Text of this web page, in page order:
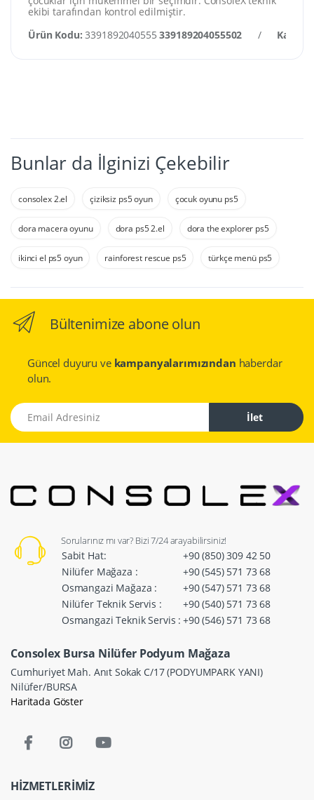
ekibi tarafından kontrol edilmiştir.
Ürün Kodu: 3391892040555339189204055502 /
Bunlar da İlginizi Çekebilir
consolex 2.el çiziksiz ps5 oyun çocuk oyunu ps5
dora macera oyunu dora ps5 2.el dora the explorer ps5
ikinci el ps5 oyun rainforest rescue ps5 türkçe menü ps5
Bültenimize abone olun
Güncel duyuru ve kampanyalarımızından haberdar
olun.
Email Adresiniz
İlet
Sorularınız mı var? Bizi 7/24 arayabilirsiniz!
Sabit Hat:
+90 (850) 309 42 50
Nilüfer Mağaza :
+90 (545) 571 73 68
Osmangazi Mağaza :
+90 (547) 571 73 68
Nilüfer Teknik Servis :
+90 (540) 571 73 68
Osmangazi Teknik Servis : +90 (546) 571 73 68
Consolex Bursa Nilüfer Podyum Mağaza
Cumhuriyet Mah. Anıt Sokak C/17 (PODYUMPARK YANI)
Nilüfer/BURSA
Haritada Göster
HİZMETLERİMİZ